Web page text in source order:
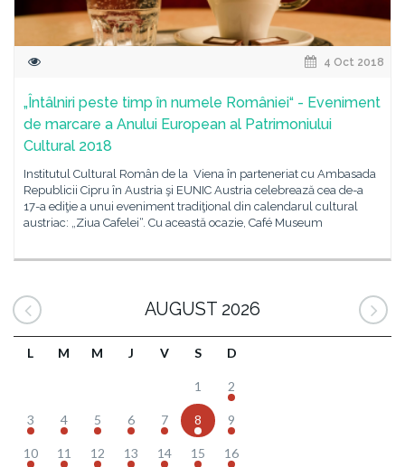
4 Oct 2018
„Întâlniri peste timp în numele României“ - Eveniment
de marcare a Anului European al Patrimoniului
Cultural 2018
Institutul Cultural Român de la Viena în parteneriat cu Ambasada
Republicii Cipru în Austria şi EUNIC Austria celebrează cea de-a
17-a ediţie a unui eveniment tradiţional din calendarul cultural
austriac: „Ziua Cafelei“. Cu această ocazie, Café Museum
AUGUST 2026
L M M J V S D
1 2
3 4 5 6 7 8 9
10 11 12 13 14 15 16